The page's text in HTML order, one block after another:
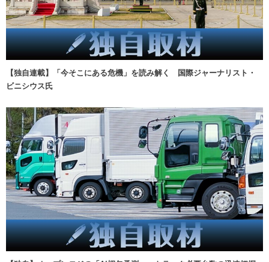
【独自連載】「今そこにある危機」を読み解く 国際ジャーナリスト・
ビニシウス氏